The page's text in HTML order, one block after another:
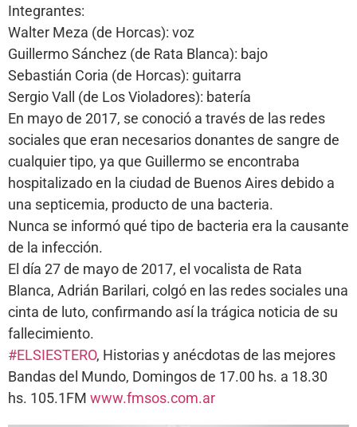
Integrantes:
Walter Meza (de Horcas): voz
Guillermo Sánchez (de Rata Blanca): bajo
Sebastián Coria (de Horcas): guitarra
Sergio Vall (de Los Violadores): batería
En mayo de 2017, se conoció a través de las redes
sociales que eran necesarios donantes de sangre de
cualquier tipo, ya que Guillermo se encontraba
hospitalizado en la ciudad de Buenos Aires debido a
una septicemia, producto de una bacteria.
Nunca se informó qué tipo de bacteria era la causante
de la infección.
El día 27 de mayo de 2017, el vocalista de Rata
Blanca, Adrián Barilari, colgó en las redes sociales una
cinta de luto, confirmando así la trágica noticia de su
fallecimiento.
#ELSIESTERO, Historias y anécdotas de las mejores
Bandas del Mundo, Domingos de 17.00 hs. a 18.30
hs. 105.1FM www.fmsos.com.ar